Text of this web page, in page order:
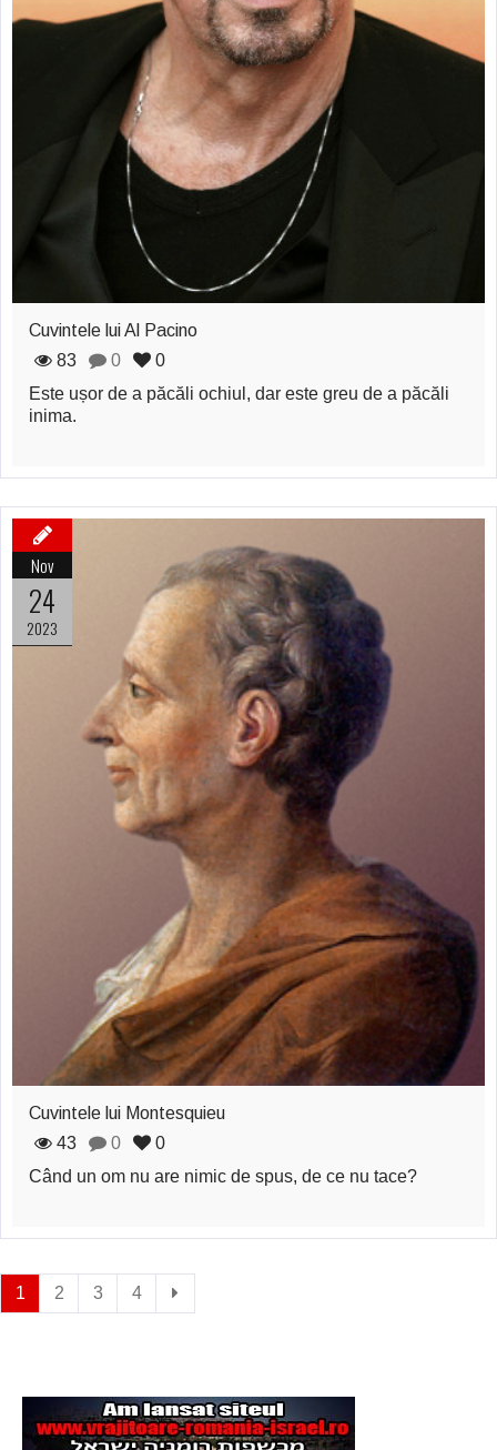
Cuvintele lui Al Pacino
83
0
0
Este ușor de a păcăli ochiul, dar este greu de a păcăli
inima.
Nov
24
2023
Cuvintele lui Montesquieu
43
0
0
Când un om nu are nimic de spus, de ce nu tace?
1 2 3 4